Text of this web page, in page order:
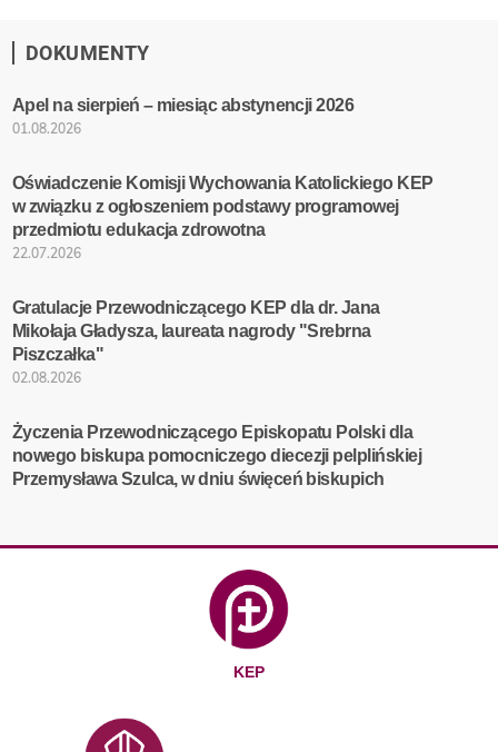
DOKUMENTY
01.08.2026
Apel na sierpień – miesiąc abstynencji 2026
22.07.2026
Oświadczenie Komisji Wychowania Katolickiego KEP
w związku z ogłoszeniem podstawy programowej
przedmiotu edukacja zdrowotna
02.08.2026
Gratulacje Przewodniczącego KEP dla dr. Jana
Mikołaja Gładysza, laureata nagrody "Srebrna
Piszczałka"
Życzenia Przewodniczącego Episkopatu Polski dla
nowego biskupa pomocniczego diecezji pelplińskiej
Przemysława Szulca, w dniu święceń biskupich
KEP